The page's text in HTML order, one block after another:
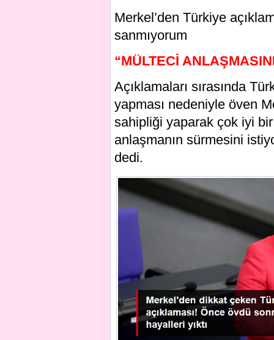
Merkel’den Türkiye
sanmıyorum
“MÜLTECİ
Açıklamaları sırasında
yapması nedeniyle öven
sahipliği yaparak çok iyi
anlaşmanın sürmesini
dedi.